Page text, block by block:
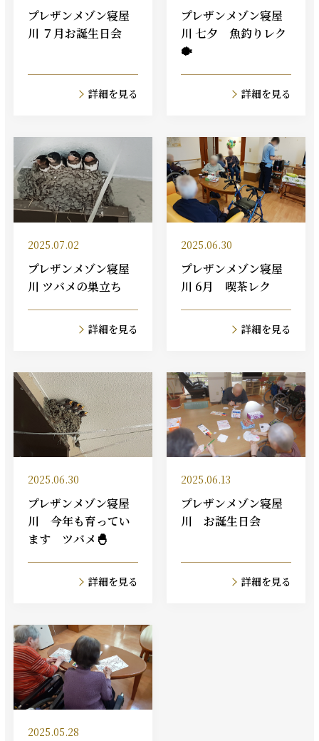
プレザンメゾン寝屋
川 ７月お誕生日会
詳細を見る
プレザンメゾン寝屋
川 七夕 魚釣りレク
🐡
詳細を見る
2025.07.02
プレザンメゾン寝屋
川 ツバメの巣立ち
詳細を見る
2025.06.30
プレザンメゾン寝屋
川 6月 喫茶レク
詳細を見る
2025.06.30
プレザンメゾン寝屋
川 今年も育ってい
ます ツバメ🐣
詳細を見る
2025.06.13
プレザンメゾン寝屋
川 お誕生日会
詳細を見る
2025.05.28